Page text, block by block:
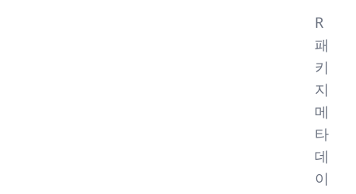
R
패
키
지
메
타
데
이